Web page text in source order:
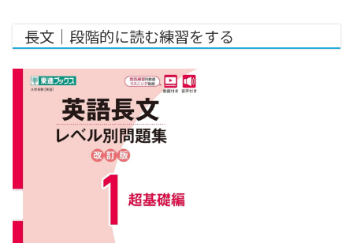
長文｜段階的に読む練習をする